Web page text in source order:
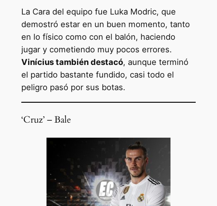
La Cara del equipo fue Luka Modric, que
demostró estar en un buen momento, tanto
en lo físico como con el balón, haciendo
jugar y cometiendo muy pocos errores.
Vinícius también destacó, aunque terminó
el partido bastante fundido, casi todo el
peligro pasó por sus botas.
‘Cruz’ – Bale